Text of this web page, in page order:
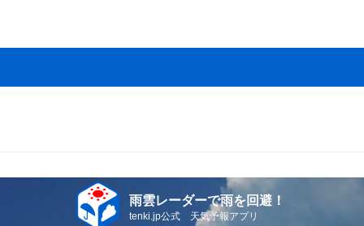
雨雲レーダーで雨を回避！
tenki.jp公式 天気予報アプリ